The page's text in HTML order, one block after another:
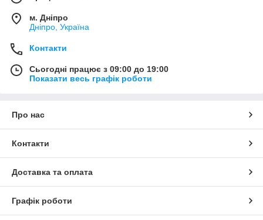
м. Дніпро
Дніпро, Україна
Контакти
Сьогодні працює з 09:00 до 19:00
Показати весь графік роботи
Про нас
Контакти
Доставка та оплата
Графік роботи